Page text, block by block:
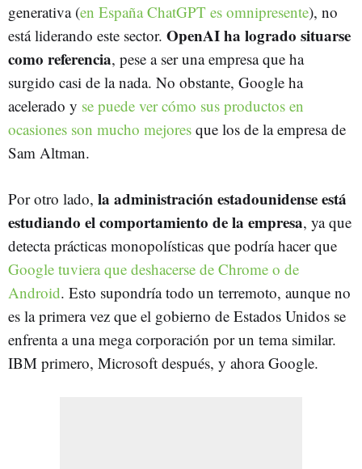
generativa (en España ChatGPT es omnipresente), no
está liderando este sector. OpenAI ha logrado situarse
como referencia, pese a ser una empresa que ha
surgido casi de la nada. No obstante, Google ha
acelerado y se puede ver cómo sus productos en
ocasiones son mucho mejores que los de la empresa de
Sam Altman.
Por otro lado, la administración estadounidense está
estudiando el comportamiento de la empresa, ya que
detecta prácticas monopolísticas que podría hacer que
Google tuviera que deshacerse de Chrome o de
Android. Esto supondría todo un terremoto, aunque no
es la primera vez que el gobierno de Estados Unidos se
enfrenta a una mega corporación por un tema similar.
IBM primero, Microsoft después, y ahora Google.